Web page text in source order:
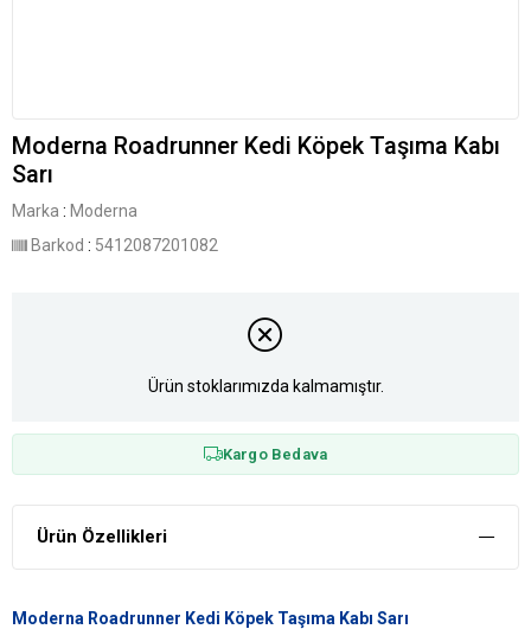
Moderna Roadrunner Kedi Köpek Taşıma Kabı
Sarı
Marka : Moderna
Barkod : 5412087201082
Ürün stoklarımızda kalmamıştır.
Kargo Bedava
Ürün Özellikleri
Moderna Roadrunner Kedi Köpek Taşıma Kabı Sarı